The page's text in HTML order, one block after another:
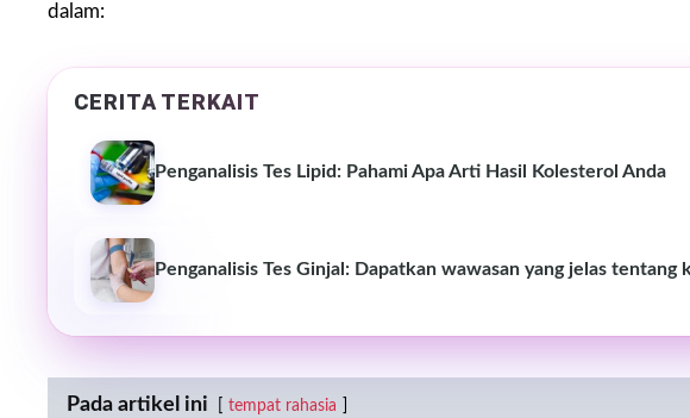
dalam:
CERITA TERKAIT
Penganalisis Tes Lipid: Pahami Apa Arti Hasil Kolesterol Anda
Penganalisis Tes Ginjal: Dapatkan wawasan yang jelas tentang
Pada artikel ini tempat rahasia